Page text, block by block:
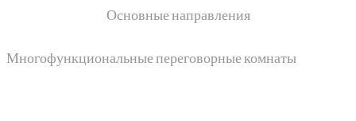
Основные направления
Многофункциональные переговорные комнаты